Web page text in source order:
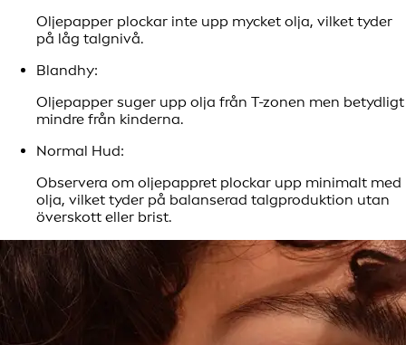
Oljepapper plockar inte upp mycket olja, vilket tyder
på låg talgnivå.
Blandhy:
Oljepapper suger upp olja från T-zonen men betydligt
mindre från kinderna.
Normal Hud:
Observera om oljepappret plockar upp minimalt med
olja, vilket tyder på balanserad talgproduktion utan
överskott eller brist.